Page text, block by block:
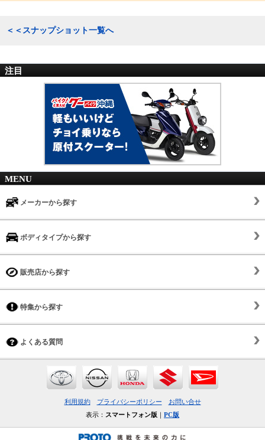
＜＜スナップショット一覧へ
注目
MENU
メーカーから探す
ボディタイプから探す
販売店から探す
特集から探す
よくある質問
利用規約 プライバシーポリシー
お問い合せ
表示： スマートフォン版 ｜ PC版